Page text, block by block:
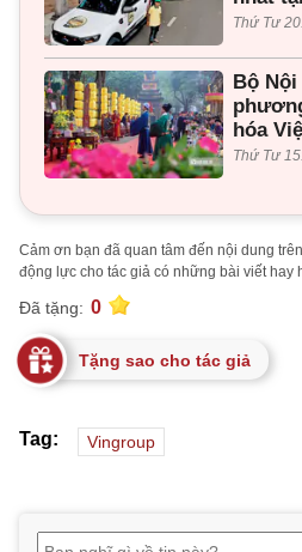
Thứ Tư
Bộ
hóa
Thứ Tư
Cảm ơn bạn đã quan tâm đến nội dung
động lực cho tác giả có những bài viết hay
Đã tặng: 0
Tặng sao cho tác giả
Tag: Vingroup